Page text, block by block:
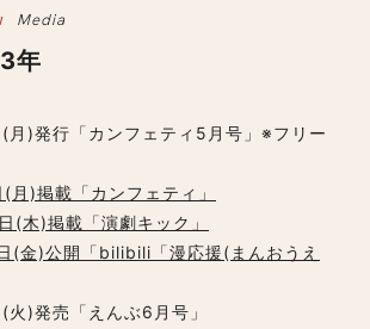
Media
年
(月)発行「カンフェティ5月号」※フリー
月)掲載「カンフェティ」
(木)掲載「演劇キック」
(金)公開「bilibili「漫応援(まんおうえ
火)発売「えんぶ6月号」